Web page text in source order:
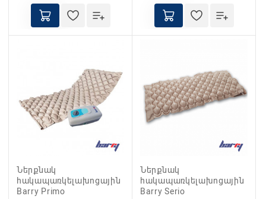
Ներքնակ
հակապառկելախոցային
Barry Primo
Ներքնակ
հակապառկելախոցային
Barry Serio